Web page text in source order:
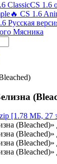
ClassicCS 1.6
🔥 CS 1.6
Русская
Мясника
[1.78 МБ, 27